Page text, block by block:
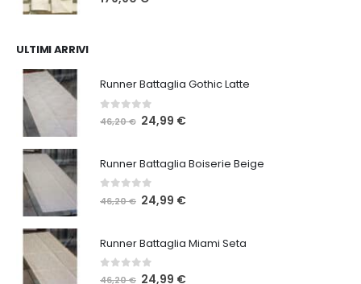
ULTIMI ARRIVI
Runner Battaglia Gothic Latte
46,20€ Il
era:
46,20 €.
24,99 €Il
è:
Runner Battaglia Boiserie Beige
46,20€ Il
era:
46,20 €.
24,99 €Il
è:
Runner Battaglia Miami Seta
0 Su 5
46,20€ Il24,99 €Il